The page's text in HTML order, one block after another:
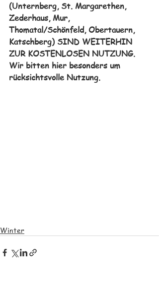
(Unternberg, St. Margarethen,
Zederhaus, Mur,
Thomatal/Schönfeld, Obertauern,
Katschberg) SIND WEITERHIN
ZUR KOSTENLOSEN NUTZUNG.
Wir bitten hier besonders um
rücksichtsvolle Nutzung.
Winter